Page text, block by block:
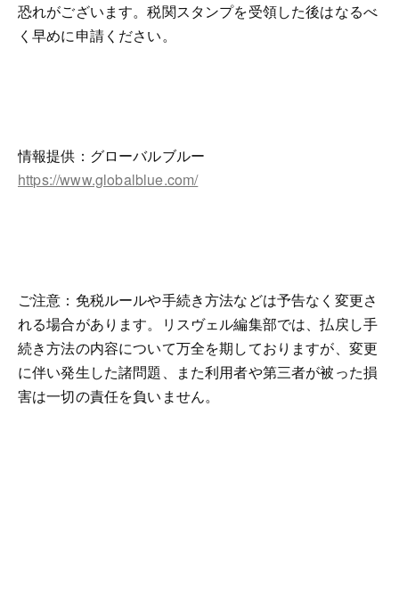
恐れがございます。税関スタンプを受領した後はなるべ
く早めに申請ください。
情報提供：グローバルブルー
https://www.globalblue.com/
ご注意：免税ルールや手続き方法などは予告なく変更さ
れる場合があります。リスヴェル編集部では、払戻し手
続き方法の内容について万全を期しておりますが、変更
に伴い発生した諸問題、また利用者や第三者が被った損
害は一切の責任を負いません。